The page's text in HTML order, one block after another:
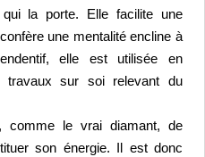
la porte. Elle facilite une
une mentalité encline à
elle est utilisée en
travaux sur soi relevant du
son énergie. Il est donc